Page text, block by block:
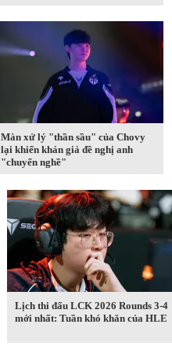
Màn xử lý "thần sầu" của Chovy
lại khiến khán giả đề nghị anh
"chuyển nghề"
Lịch thi đấu LCK 2026 Rounds 3-4
mới nhất: Tuần khó khăn của HLE